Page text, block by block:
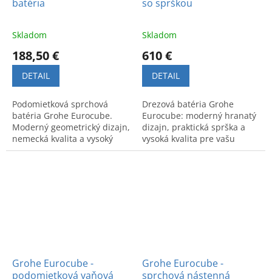
batéria
Skladom
188,50 €
DETAIL
Podomietková sprchová
batéria Grohe Eurocube.
Moderný geometrický dizajn,
nemecká kvalita a vysoký
komfort. Odolné spracovanie
so sprškou
Skladom
610 €
DETAIL
Drezová batéria Grohe
Eurocube: moderný hranatý
dizajn, praktická sprška a
vysoká kvalita pre vašu
kuchyňu. Kód produktu:
Grohe Eurocube -
podomietková vaňová
Grohe Eurocube -
sprchová nástenná